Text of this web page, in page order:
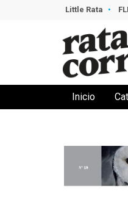
Little Rata
Inicio